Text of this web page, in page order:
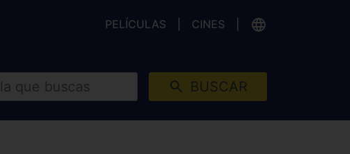
PELÍCULAS CINES
BUSCAR